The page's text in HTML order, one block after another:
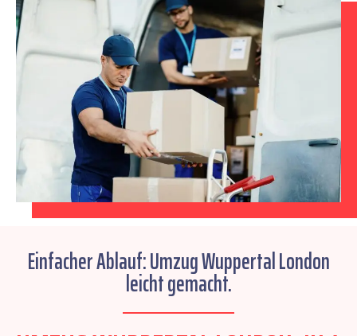
Einfacher Ablauf: Umzug Wuppertal London
leicht gemacht.